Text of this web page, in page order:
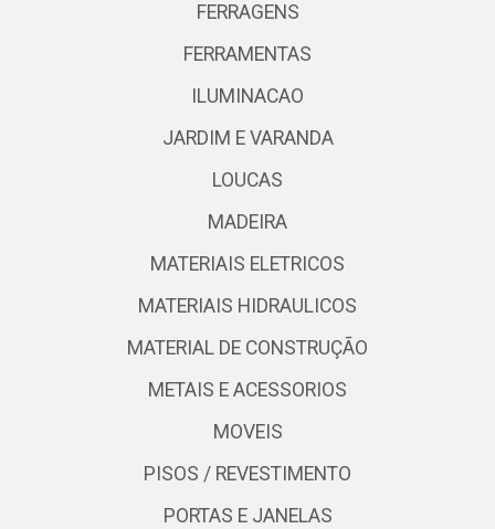
FERRAGENS
FERRAMENTAS
ILUMINACAO
JARDIM E VARANDA
LOUCAS
MADEIRA
MATERIAIS ELETRICOS
MATERIAIS HIDRAULICOS
MATERIAL DE CONSTRUÇÃO
METAIS E ACESSORIOS
MOVEIS
PISOS / REVESTIMENTO
PORTAS E JANELAS